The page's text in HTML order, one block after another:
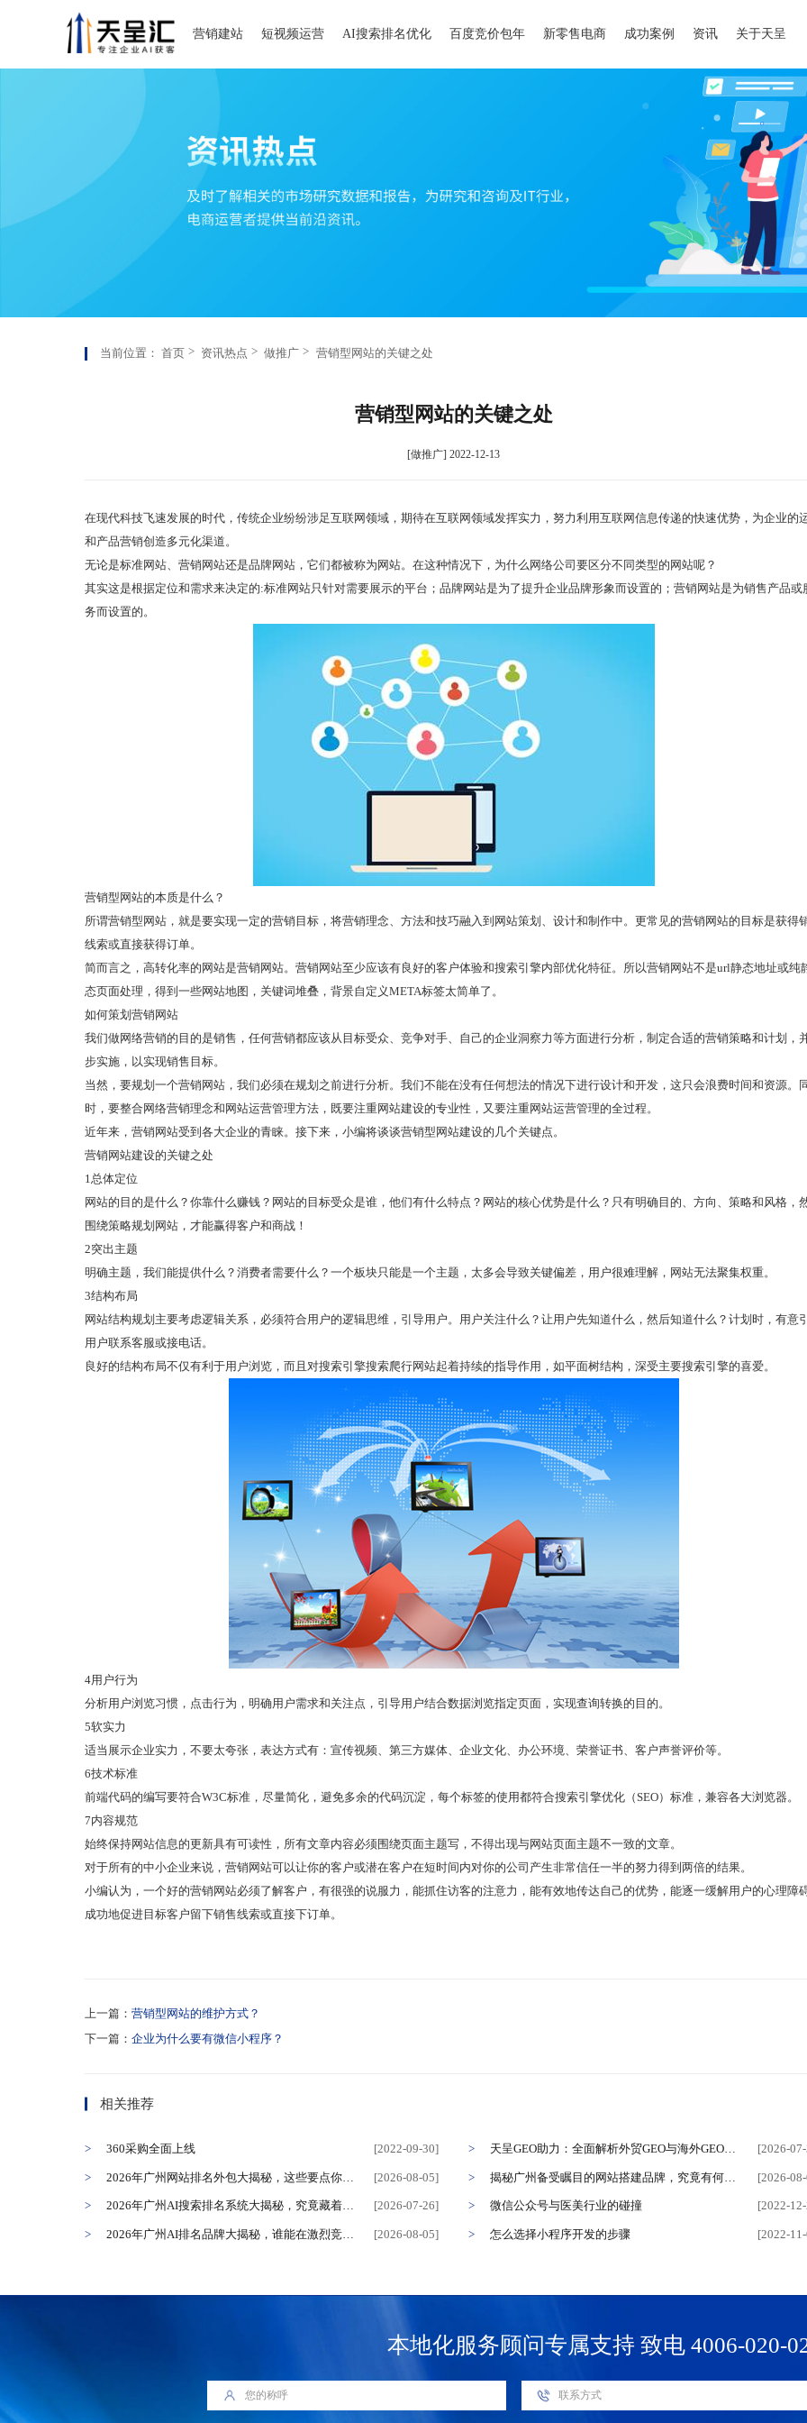
营销建站 短视频运营 AI搜索排名优化 百度竞价包年 新零售电商 成功案例 资讯 关于天呈
当前位置： 首页 资讯热点 做推广 营销型网站的关键之处
营销型网站的关键之处
[做推广] 2022-12-13
在现代科技飞速发展的时代，传统企业纷纷涉足互联网领域，期待在互联网领域发挥实力，努力利用互联网信息传递的快速优势，为企业的
和产品营销创造多元化渠道。
无论是标准网站、营销网站还是品牌网站，它们都被称为网站。在这种情况下，为什么网络公司要区分不同类型的网站呢？
其实这是根据定位和需求来决定的:标准网站只针对需要展示的平台；品牌网站是为了提升企业品牌形象而设置的；营销网站是为销售产品或
务而设置的。
营销型网站的本质是什么？
所谓营销型网站，就是要实现一定的营销目标，将营销理念、方法和技巧融入到网站策划、设计和制作中。更常见的营销网站的目标是获得
线索或直接获得订单。
简而言之，高转化率的网站是营销网站。营销网站至少应该有良好的客户体验和搜索引擎内部优化特征。所以营销网站不是url静态地址或纯
态页面处理，得到一些网站地图，关键词堆叠，背景自定义META标签太简单了。
如何策划营销网站
我们做网络营销的目的是销售，任何营销都应该从目标受众、竞争对手、自己的企业洞察力等方面进行分析，制定合适的营销策略和计划，
步实施，以实现销售目标。
当然，要规划一个营销网站，我们必须在规划之前进行分析。我们不能在没有任何想法的情况下进行设计和开发，这只会浪费时间和资源。
时，要整合网络营销理念和网站运营管理方法，既要注重网站建设的专业性，又要注重网站运营管理的全过程。
近年来，营销网站受到各大企业的青睐。接下来，小编将谈谈营销型网站建设的几个关键点。
营销网站建设的关键之处
1总体定位
网站的目的是什么？你靠什么赚钱？网站的目标受众是谁，他们有什么特点？网站的核心优势是什么？只有明确目的、方向、策略和风格，
围绕策略规划网站，才能赢得客户和商战！
2突出主题
明确主题，我们能提供什么？消费者需要什么？一个板块只能是一个主题，太多会导致关键偏差，用户很难理解，网站无法聚集权重。
3结构布局
网站结构规划主要考虑逻辑关系，必须符合用户的逻辑思维，引导用户。用户关注什么？让用户先知道什么，然后知道什么？计划时，有意
用户联系客服或接电话。
良好的结构布局不仅有利于用户浏览，而且对搜索引擎搜索爬行网站起着持续的指导作用，如平面树结构，深受主要搜索引擎的喜爱。
4用户行为
分析用户浏览习惯，点击行为，明确用户需求和关注点，引导用户结合数据浏览指定页面，实现查询转换的目的。
5软实力
适当展示企业实力，不要太夸张，表达方式有：宣传视频、第三方媒体、企业文化、办公环境、荣誉证书、客户声誉评价等。
6技术标准
前端代码的编写要符合W3C标准，尽量简化，避免多余的代码沉淀，每个标签的使用都符合搜索引擎优化（SEO）标准，兼容各大浏览器。
7内容规范
始终保持网站信息的更新具有可读性，所有文章内容必须围绕页面主题写，不得出现与网站页面主题不一致的文章。
对于所有的中小企业来说，营销网站可以让你的客户或潜在客户在短时间内对你的公司产生非常信任一半的努力得到两倍的结果。
小编认为，一个好的营销网站必须了解客户，有很强的说服力，能抓住访客的注意力，能有效地传达自己的优势，能逐一缓解用户的心理障
成功地促进目标客户留下销售线索或直接下订单。
上一篇：营销型网站的维护方式？
下一篇：企业为什么要有微信小程序？
相关推荐
360采购全面上线 [2022-09-30] 天呈GEO助力：全面解析外贸GEO与海外GEO的优化、推广及排名策略，你知道其中的秘诀吗？ [2026-
2026年广州网站排名外包大揭秘，这些要点你不能错过！ [2026-08-05] 揭秘广州备受瞩目的网站搭建品牌，究竟有何独特魅力？ [2026-
2026年广州AI搜索排名系统大揭秘，究竟藏着怎样的行业密码？ [2026-07-26] 微信公众号与医美行业的碰撞 [2022-
2026年广州AI排名品牌大揭秘，谁能在激烈竞争中脱颖而出？ [2026-08-05] 怎么选择小程序开发的步骤 [2022-
本地化服务顾问专属支持致电 4006-020-